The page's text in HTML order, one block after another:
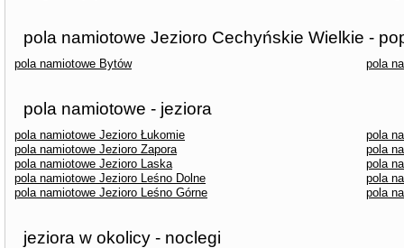
pola namiotowe Jezioro Cechyńskie Wielkie -
pola namiotowe Bytów pola
pola namiotowe - jeziora
pola namiotowe Jezioro Łukomie
pola
pola namiotowe Jezioro Zapora
pola
pola namiotowe Jezioro Laska
pola
pola namiotowe Jezioro Leśno Dolne
pola
pola namiotowe Jezioro Leśno Górne
pola
jeziora w okolicy - noclegi